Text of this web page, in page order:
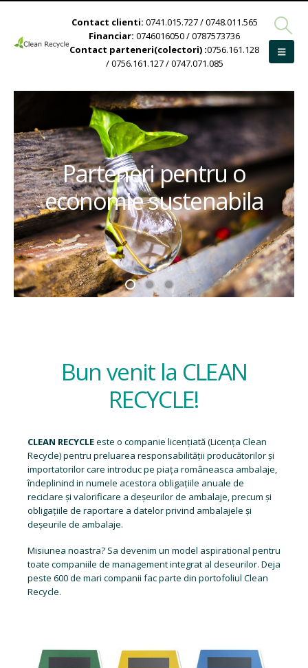
Contact clienti: 0741.015.727 / 0748.011.565
Financiar: 0746016050 / 0787573736
Contact parteneri(colectori) :0756.161.128
/ 0756.161.127 / 0747.071.085
Parteneri pentru o
economie sustenabila
Bun venit la CLEAN
RECYCLE!
CLEAN RECYCLEeste o companie licențiată (Licența Clean
Recycle) pentru preluarea responsabilității producătorilor și
importatorilor care introduc pe piața româneasca ambalaje,
îndeplinind in numele acestora obligațiile anuale de
reciclare și valorificare a deșeurilor de ambalaje, precum și
obligațiile de raportare a datelor privind ambalajele și
deșeurile de ambalaje.
Misiunea noastra? Sa devenim un model aspirational pentru
toate companiile de management integrat al deseurilor. Deja
peste 600 de mari companii fac parte din portofoliul Clean
Recycle.